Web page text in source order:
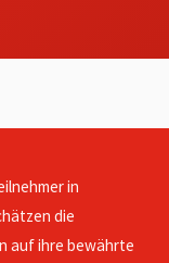
in
die
auf ihre bewährte